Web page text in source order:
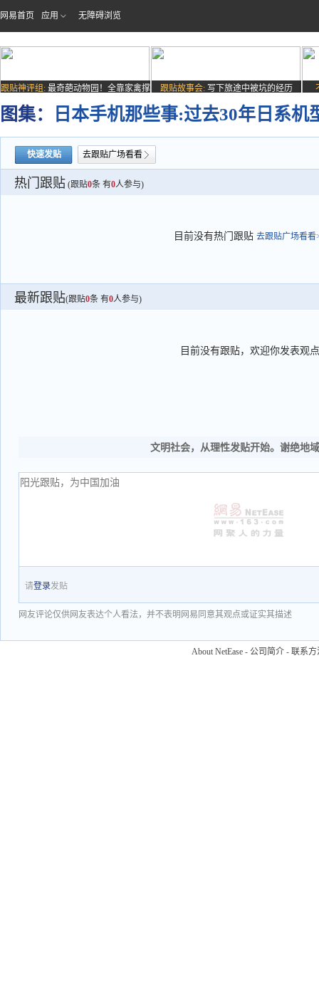
网易首页 应用 无障碍浏览
跟贴神评组: 最奇葩动物园！全靠家禽撑
场子
跟贴故事会: 写下旅途中被坑的经历
图集： 日本手机那些事:过去30年日系机
快速发贴 去跟贴广场看看
热门跟贴 (跟贴0条 有0人参与)
目前没有热门跟贴 去跟贴广场看看
最新跟贴(跟贴0条 有0人参与)
目前没有跟贴，欢迎你发表观点
文明社会，从理性发贴开始。谢绝地
请登录发贴
网友评论仅供网友表达个人看法，并不表明网易同意其观点或证实其描述
About NetEase - 公司简介 - 联系方